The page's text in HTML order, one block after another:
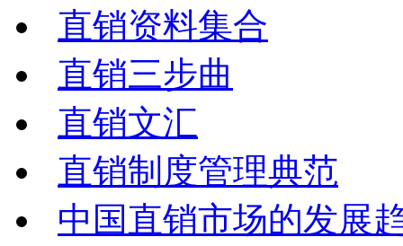
直销资料集合
直销三步曲
直销文汇
直销制度管理典范
中国直销市场的发展